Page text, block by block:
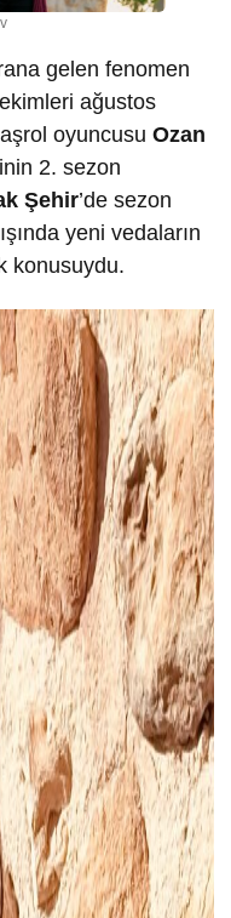
gelen fenomen
ağustos
oyuncusu Ozan
2. sezon
Şehir’de sezon
yeni vedaların
konusuydu.